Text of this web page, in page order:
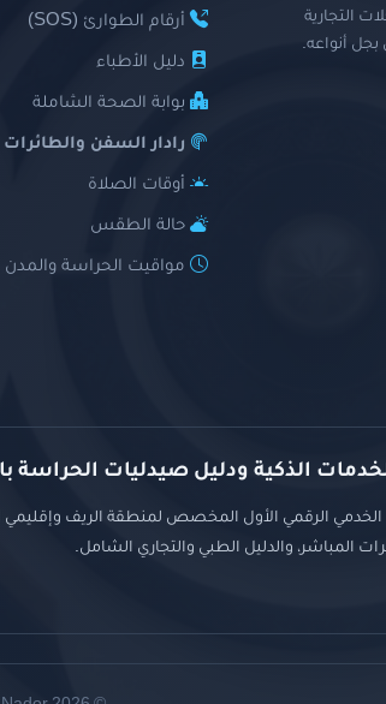
التجارية
أنواعه.
أرقام الطوارئ (SOS)
دليل الأطباء
بوابة الصحة الشاملة
رادار السفن والطائرات
أوقات الصلاة
حالة الطقس
مواقيت الحراسة والمدن
الذكية ودليل صيدليات الحراسة
الخدمي الرقمي الأول المخصص لمنطقة الريف وإقليمي